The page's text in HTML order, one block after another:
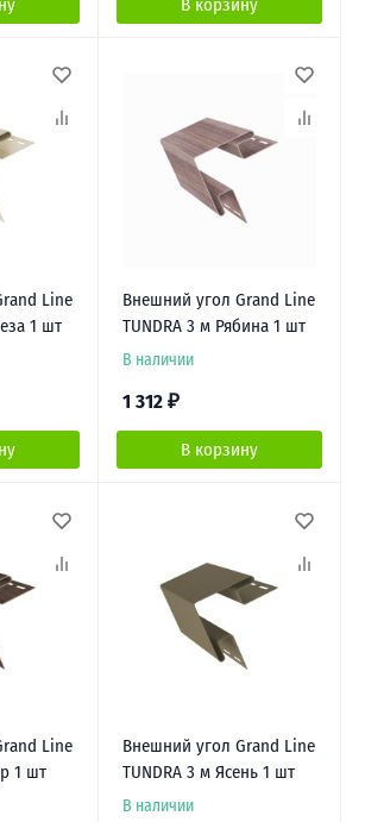
Line
1 шт
Внешний угол Grand Line
TUNDRA 3 м Рябина 1 шт
В наличии
1 312 ₽
В корзину
Line
1 шт
Внешний угол Grand Line
TUNDRA 3 м Ясень 1 шт
В наличии